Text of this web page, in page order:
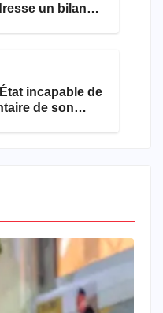
un bilan
incapable de
de son